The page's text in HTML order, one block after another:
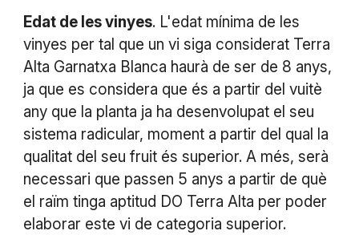
Edat de les vinyes. L'edat mínima de les
vinyes per tal que un vi siga considerat Terra
Alta Garnatxa Blanca haurà de ser de 8 anys,
ja que es considera que és a partir del vuitè
any que la planta ja ha desenvolupat el seu
sistema radicular, moment a partir del qual la
qualitat del seu fruit és superior. A més, serà
necessari que passen 5 anys a partir de què
el raïm tinga aptitud DO Terra Alta per poder
elaborar este vi de categoria superior.